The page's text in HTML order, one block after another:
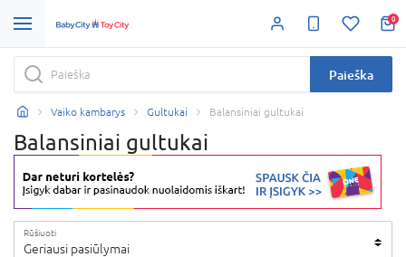
0
Paieška
Vaiko kambarys Gultukai Balansiniai gultukai
Balansiniai gultukai
Rūšiuoti
Geriausi pasiūlymai